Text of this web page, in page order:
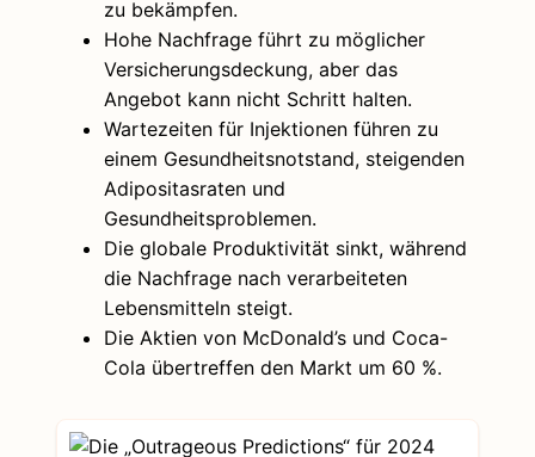
zu bekämpfen.
Hohe Nachfrage führt zu möglicher
Versicherungsdeckung, aber das
Angebot kann nicht Schritt halten.
Wartezeiten für Injektionen führen zu
einem Gesundheitsnotstand, steigenden
Adipositasraten und
Gesundheitsproblemen.
Die globale Produktivität sinkt, während
die Nachfrage nach verarbeiteten
Lebensmitteln steigt.
Die Aktien von McDonald’s und Coca-
Cola übertreffen den Markt um 60 %.